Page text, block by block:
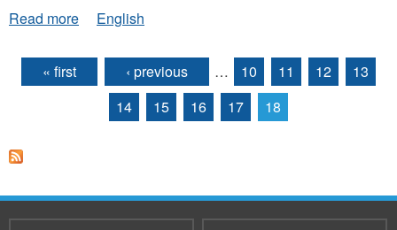
Read more about
English
Pages
« first ‹ previous … 10 11 12
13
14
15 16 17 18